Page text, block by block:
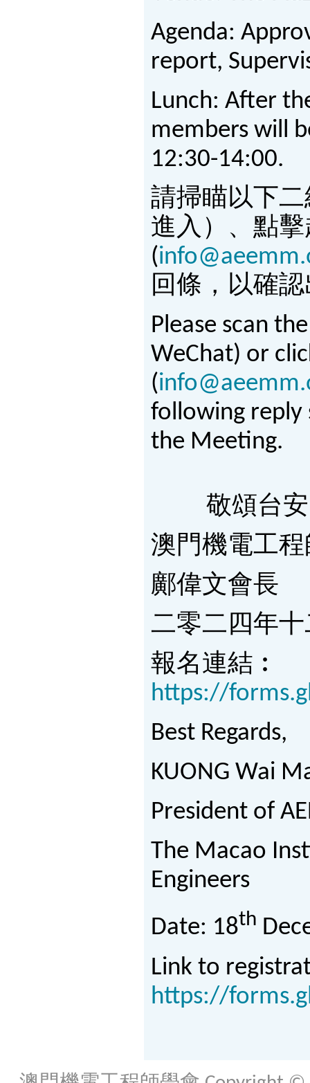
Agenda:
report,
Lunch: After
members will
12:30-14:00.
請掃瞄以下二
進入）、點
(
回條，以確
Please scan
WeChat) or
(
following reply
the Meeting.
敬頌台安
澳門機電工
鄺偉文會長
二零二四年
報名連結︰
https://
Best Regards,
KUONG Wai
President of
The Macao
Engineers
Date: 18th
Link to
https://